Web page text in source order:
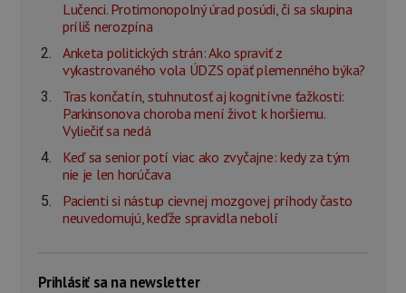
Lučenci. Protimonopolný úrad posúdi, či sa skupina
príliš nerozpína
Anketa politických strán: Ako spraviť z
vykastrovaného vola ÚDZS opäť plemenného býka?
Tras končatín, stuhnutosť aj kognitívne ťažkosti:
Parkinsonova choroba mení život k horšiemu.
Vyliečiť sa nedá
Keď sa senior potí viac ako zvyčajne: kedy za tým
nie je len horúčava
Pacienti si nástup cievnej mozgovej príhody často
neuvedomujú, keďže spravidla nebolí
Prihlásiť sa na newsletter